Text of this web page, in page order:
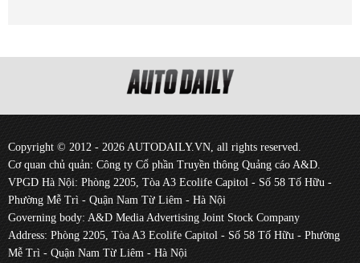
Copyright © 2012 - 2026 AUTODAILY.VN, all rights reserved.
Cơ quan chủ quản: Công ty Cổ phần Truyền thông Quảng cáo A&D.
VPGD Hà Nội: Phòng 2205, Tòa A3 Ecolife Capitol - Số 58 Tố Hữu -
Phường Mễ Trì - Quận Nam Từ Liêm - Hà Nội
Governing body: A&D Media Advertising Joint Stock Company
Address: Phòng 2205, Tòa A3 Ecolife Capitol - Số 58 Tố Hữu - Phường
Mễ Trì - Quận Nam Từ Liêm - Hà Nội